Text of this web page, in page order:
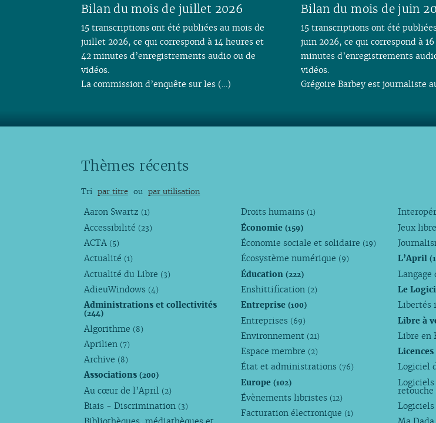
Bilan du mois de juillet 2026
15 transcriptions ont été publiées au mois de
juillet 2026, ce qui correspond à 14 heures et
42 minutes d’enregistrements audio ou de
vidéos.
La commission d’enquête sur les (…)
Bilan du mois de juin
15 transcriptions ont été
juin 2026, ce qui correspond à
minutes d’enregistrements
vidéos.
Grégoire Barbey est journaliste
Thèmes récents
Tri par titre ou par utilisation
Aaron Swartz (1)
Accessibilité (23)
ACTA (5)
Actualité (1)
Actualité du Libre (3)
AdieuWindows (4)
Administrations et collectivités
(244)
Algorithme (8)
Aprilien (7)
Archive (8)
Associations(200)
Au cœur de l’April (2)
Biais - Discrimination (3)
Droits humains (1)
Économie(159)
Économie sociale et solidaire (19)
Écosystème numérique (9)
Éducation(222)
Enshittification (2)
Entreprise(100)
Entreprises (69)
Environnement (21)
Espace membre (2)
État et administrations (76)
Europe(102)
Évènements libristes (12)
Facturation électronique (1)
Jeux
L’April
Langage
Le
Libertés
Libre à
Libre en
Licences
Logiciel
retouche